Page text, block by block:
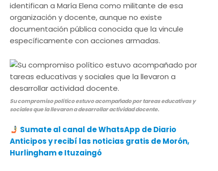
identifican a María Elena como militante de esa
organización y docente, aunque no existe
documentación pública conocida que la vincule
específicamente con acciones armadas.
Su compromiso político estuvo acompañado por tareas educativas y
sociales que la llevaron a desarrollar actividad docente.
Sumate al canal de WhatsApp de Diario
Anticipos y recibí las noticias gratis de Morón,
Hurlingham e Ituzaingó